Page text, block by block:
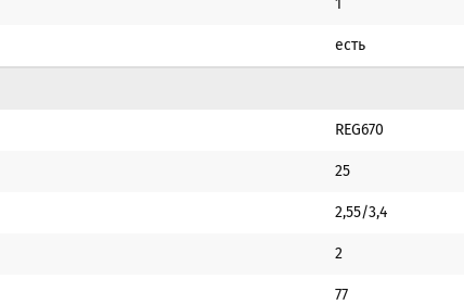
1
есть
REG670
25
2,55/3,4
2
77